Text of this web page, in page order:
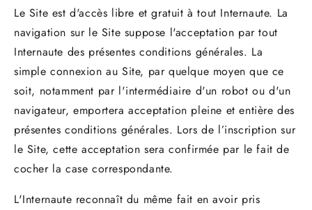
Le Site est d'accès libre et gratuit à tout Internaute. La
navigation sur le Site suppose l'acceptation par tout
Internaute des présentes conditions générales. La
simple connexion au Site, par quelque moyen que ce
soit, notamment par l'intermédiaire d'un robot ou d'un
navigateur, emportera acceptation pleine et entière des
présentes conditions générales. Lors de l’inscription sur
le Site, cette acceptation sera confirmée par le fait de
cocher la case correspondante.
L'Internaute reconnaît du même fait en avoir pris